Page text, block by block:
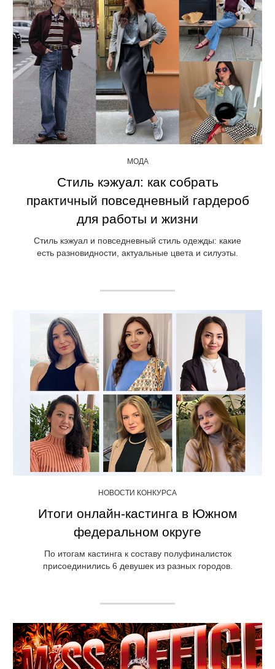
МОДА
Стиль кэжуал: как собрать
практичный повседневный гардероб
для работы и жизни
Стиль кэжуал и повседневный стиль одежды: какие
есть разновидности, актуальные цвета и силуэты.
НОВОСТИ КОНКУРСА
Итоги онлайн-кастинга в Южном
федеральном округе
По итогам кастинга к составу полуфиналисток
присоединились 6 девушек из разных городов.